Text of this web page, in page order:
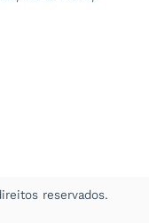
reservados.